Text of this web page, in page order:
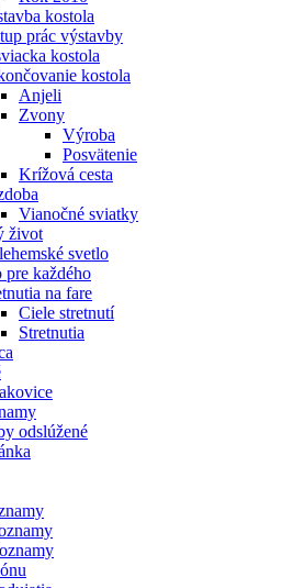
kostola
prác výstavby
kostola
kostola
Anjeli
Zvony
Výroba
Posvätenie
Krížová cesta
Vianočné sviatky
život
svetlo
pre každého
na fare
Ciele stretnutí
Stretnutia
odslúžené